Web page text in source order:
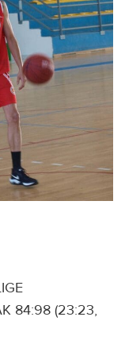
84:98 (23:23,